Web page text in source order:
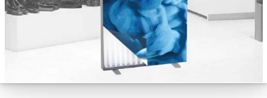
¿Olvidó su contraseña?
Entrar